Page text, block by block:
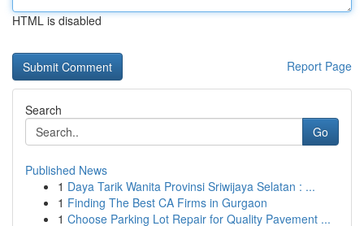
HTML is disabled
Report Page
Search
Go
Published News
1 Daya Tarik Wanita Provinsi Sriwijaya Selatan : ...
1 Finding The Best CA Firms in Gurgaon
1 Choose Parking Lot Repair for Quality Pavement ...